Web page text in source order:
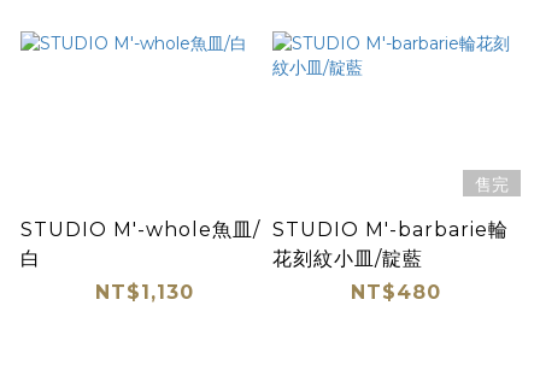
STUDIO M'-whole魚皿/
白
NT$1,130
售完
STUDIO M'-barbarie輪
花刻紋小皿/靛藍
NT$480